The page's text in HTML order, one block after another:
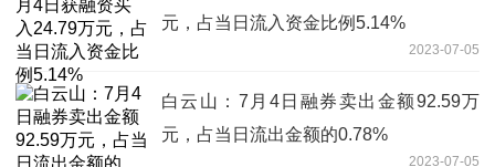
元，占当日流入资金比例5.14%
2023-07-05
白云山：7月4日融券卖出金额92.59万
元，占当日流出金额的0.78%
2023-07-05